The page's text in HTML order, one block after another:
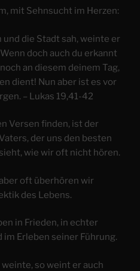
mit Sehnsucht im Herzen:
und die Stadt sah, weinte er
doch auch du erkannt
an diesem deinem Tag,
dient! Nun aber ist es vor
– Lukas 19,41-42
Versen finden, ist der
der uns den besten
wie wir oft nicht hören.
oft überhören wir
des Lebens.
in Frieden, in echter
Erleben seiner Führung.
so weint er auch